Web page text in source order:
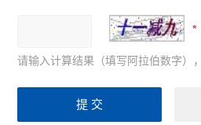
请输入计算结果（填写阿拉伯数字）